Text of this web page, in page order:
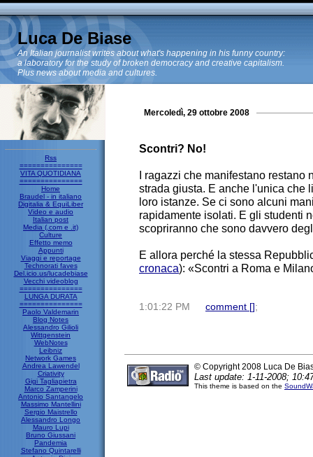
Luca De Biase
An Italian journalist writes about what's happening in his funny country:
a laboratory for the study of broken democracy and creative capitalism.
Plus news about media and cultures.
Rss
===============
VITA QUOTIDIANA
===============
Home
Braudel - in italiano
Digitalia & EquiLiber
Video e audio
Italian post
Media (.com e .it)
Culture
Effetto memo
Appunti
Viaggi e reportage
Technorati faves
Del.icio.us/lucadebiase
Vecchi videoblog
===============
LUNGA DURATA
===============
Paolo Valdemarin
Blog Notes
Alessandro Gilioli
Wittgenstein
WebNotes
Leibniz
Network Games
Andrea Lawendel
Criativity
Gigi Tagliapietra
Marco Zamperini
Antonio Santangelo
Massimo Mantellini
Sergio Maistrello
Alessandro Longo
Mauro Lupi
Bruno Giussani
Pandemia
Stefano Quintarelli
Mercoledì, 29 ottobre 2008
Scontri? No!
I ragazzi che manifestano restano
strada giusta. E anche l'unica che
loro istanze. Se ci sono alcuni
rapidamente isolati. E gli studenti
scopriranno che sono davvero
E allora perché la stessa
cronaca): «Scontri a Roma e
1:01:22 PM comment [] ;
© Copyright 2008 Luca De
Last update: 1-11-2008;
This theme is based on the